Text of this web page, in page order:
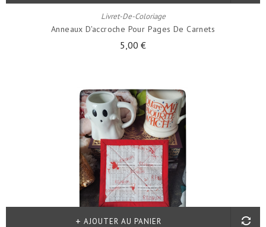
Livret-De-Coloriage
Anneaux D'accroche Pour Pages De Carnets
5,00 €
AJOUTER AU PANIER